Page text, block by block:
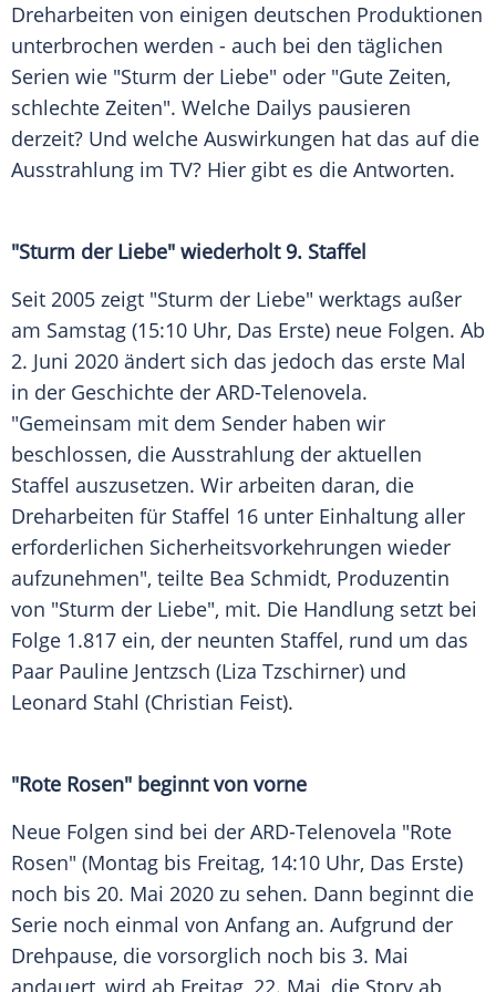
Dreharbeiten von einigen deutschen Produktionen
unterbrochen werden - auch bei den täglichen
Serien wie "Sturm der Liebe" oder "Gute Zeiten,
schlechte Zeiten". Welche Dailys pausieren
derzeit? Und welche Auswirkungen hat das auf die
Ausstrahlung im TV? Hier gibt es die Antworten.
"Sturm der Liebe" wiederholt 9. Staffel
Seit 2005 zeigt "Sturm der Liebe" werktags außer
am Samstag (15:10 Uhr, Das Erste) neue Folgen. Ab
2. Juni 2020 ändert sich das jedoch das erste Mal
in der Geschichte der ARD-Telenovela.
"Gemeinsam mit dem Sender haben wir
beschlossen, die Ausstrahlung der aktuellen
Staffel auszusetzen. Wir arbeiten daran, die
Dreharbeiten für Staffel 16 unter Einhaltung aller
erforderlichen Sicherheitsvorkehrungen wieder
aufzunehmen", teilte Bea Schmidt, Produzentin
von "Sturm der Liebe", mit. Die Handlung setzt bei
Folge 1.817 ein, der neunten Staffel, rund um das
Paar Pauline Jentzsch (Liza Tzschirner) und
Leonard Stahl (Christian Feist).
"Rote Rosen" beginnt von vorne
Neue Folgen sind bei der ARD-Telenovela "Rote
Rosen" (Montag bis Freitag, 14:10 Uhr, Das Erste)
noch bis 20. Mai 2020 zu sehen. Dann beginnt die
Serie noch einmal von Anfang an. Aufgrund der
Drehpause, die vorsorglich noch bis 3. Mai